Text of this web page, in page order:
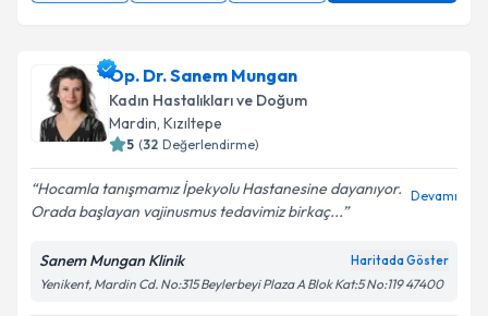
Op. Dr. Sanem Mungan
Kadın Hastalıkları ve Doğum
Mardin, Kızıltepe
5 (32 Değerlendirme)
Hocamla tanışmamız İpekyolu Hastanesine dayanıyor.
Orada başlayan vajinusmus tedavimiz birkaç...
Devamı
Sanem Mungan Klinik Haritada Göster
Yenikent, Mardin Cd. No:315 Beylerbeyi Plaza A Blok Kat:5 No:119 47400